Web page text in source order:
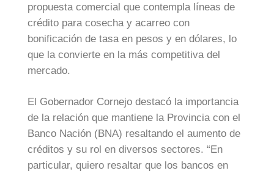
propuesta comercial que contempla líneas de
crédito para cosecha y acarreo con
bonificación de tasa en pesos y en dólares, lo
que la convierte en la más competitiva del
mercado.
El Gobernador Cornejo destacó la importancia
de la relación que mantiene la Provincia con el
Banco Nación (BNA) resaltando el aumento de
créditos y su rol en diversos sectores. “En
particular, quiero resaltar que los bancos en